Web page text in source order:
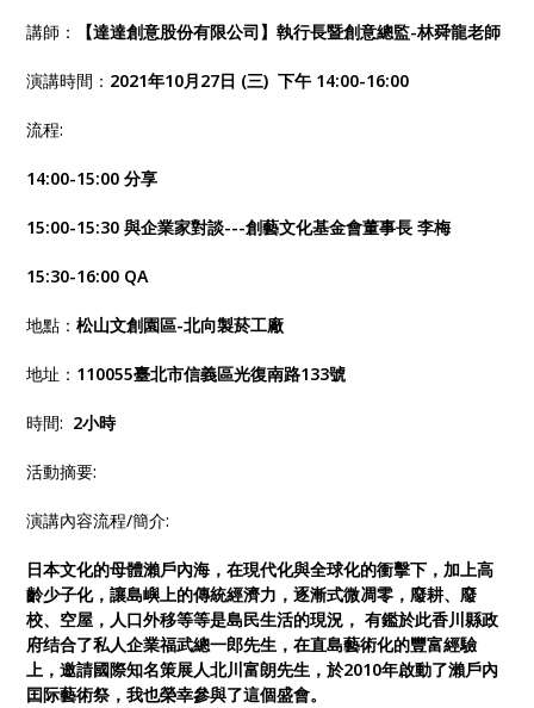
講師： 【達達創意股份有限公司】執行長暨創意總監-林舜龍老師
演講時間： 2021年10月27日 (三) 下午 14:00-16:00
流程:
14:00-15:00 分享
15:00-15:30 與企業家對談---創藝文化基金會董事長 李梅
15:30-16:00 QA
地點：松山文創園區-北向製菸工廠
地址： 110055臺北市信義區光復南路133號
時間: 2小時
活動摘要:
演講內容流程/簡介:
日本文化的母體瀨戶內海，在現代化與全球化的衝擊下，加上高
齡少子化，讓島嶼上的傳統經濟力，逐漸式微凋零，廢耕、廢
校、空屋，人口外移等等是島民生活的現況， 有鑑於此香川縣政
府结合了私人企業福武總一郎先生，在直島藝術化的豐富經驗
上，邀請國際知名策展人北川富朗先生，於2010年啟動了瀨戶內
囯际藝術祭，我也榮幸參與了這個盛會。